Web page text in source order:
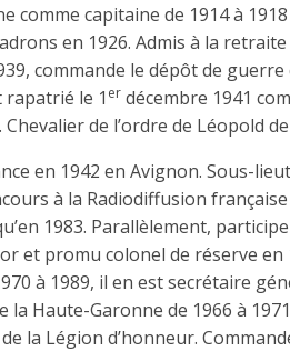
comme capitaine de 1914 à
en 1926. Admis à la
commande le dépôt de guerre
rapatrié le 1 er décembre 1941
de l’ordre de Léopold
en 1942 en Avignon. Sous-
à la Radiodiffusion française
1983. Parallèlement,
et promu colonel de réserve en
à 1989, il en est secrétaire
la Haute-Garonne de 1966 à
la Légion d’honneur.